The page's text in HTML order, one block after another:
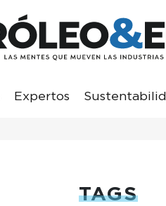
Expertos
TAGS